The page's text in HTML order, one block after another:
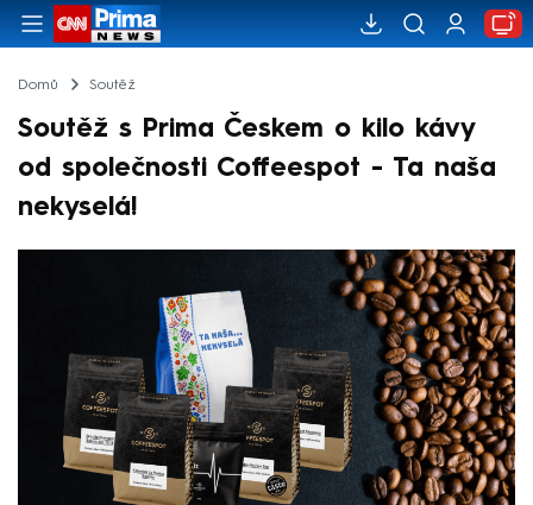
Domů Soutěž
Soutěž s Prima Českem o kilo kávy
od společnosti Coffeespot - Ta naša
nekyselá!